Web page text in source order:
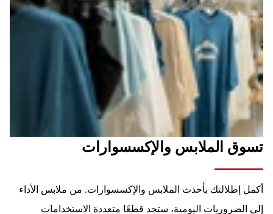
تسوق الملابس والإكسسوارات
أكمل إطلالتك بأحدث الملابس والإكسسوارات. من ملابس الأداء
إلى الضروريات اليومية، ستجد قطعًا متعددة الاستخدامات